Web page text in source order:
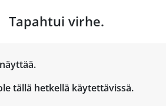
Tapahtui virhe.
tällä hetkellä käytettävissä.